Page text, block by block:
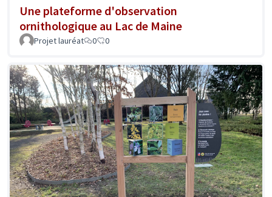
Une plateforme d'observation
ornithologique au Lac de Maine
Projet lauréat 0 0